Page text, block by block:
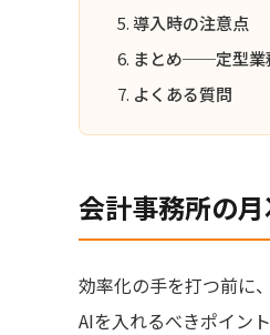
導入時の注意点
まとめ──定型業
よくある質問
会計事務所の
効率化の手を打つ前に
AIを入れるべきポイン